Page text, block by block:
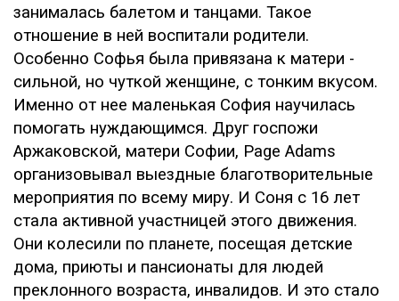
занималась балетом и танцами. Такое
отношение в ней воспитали родители.
Особенно Софья была привязана к матери -
сильной, но чуткой женщине, с тонким вкусом.
Именно от нее маленькая София научилась
помогать нуждающимся. Друг госпожи
Аржаковской, матери Софии, Page Adams
организовывал выездные благотворительные
мероприятия по всему миру. И Соня с 16 лет
стала активной участницей этого движения.
Они колесили по планете, посещая детские
дома, приюты и пансионаты для людей
преклонного возраста, инвалидов. И это стало